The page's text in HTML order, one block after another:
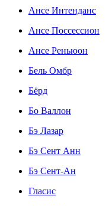
Ансе Интенданс
Ансе Поссессион
Ансе Реньюон
Бель Омбр
Бёрд
Бо Валлон
Бэ Лазар
Бэ Сент Анн
Бэ Сент-Ан
Гласис